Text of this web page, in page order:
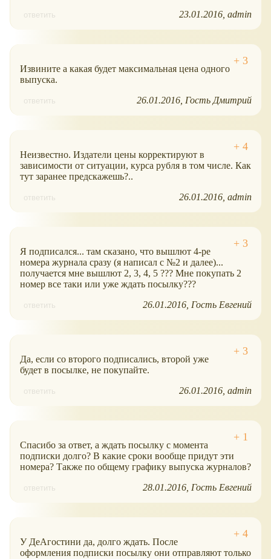
ответить 23.01.2016 admin
Извините а какая будет максимальная цена одного
выпуска.
ответить 26.01.2016 Гость Дмитрий
Неизвестно. Издатели цены корректируют в
зависимости от ситуации, курса рубля в том числе. Как
тут заранее предскажешь?..
ответить 26.01.2016 admin
Я подписался... там сказано, что вышлют 4-ре
номера журнала сразу (я написал с №2 и далее)...
получается мне вышлют 2, 3, 4, 5 ??? Мне покупать 2
номер все таки или уже ждать посылку???
ответить 26.01.2016 Гость Евгений
Да, если со второго подписались, второй уже
будет в посылке, не покупайте.
ответить 26.01.2016 admin
Спасибо за ответ, а ждать посылку с момента
подписки долго? В какие сроки вообще придут эти
номера? Также по общему графику выпуска журналов?
ответить 28.01.2016 Гость Евгений
У ДеАгостини да, долго ждать. После
оформления подписки посылку они отправляют только